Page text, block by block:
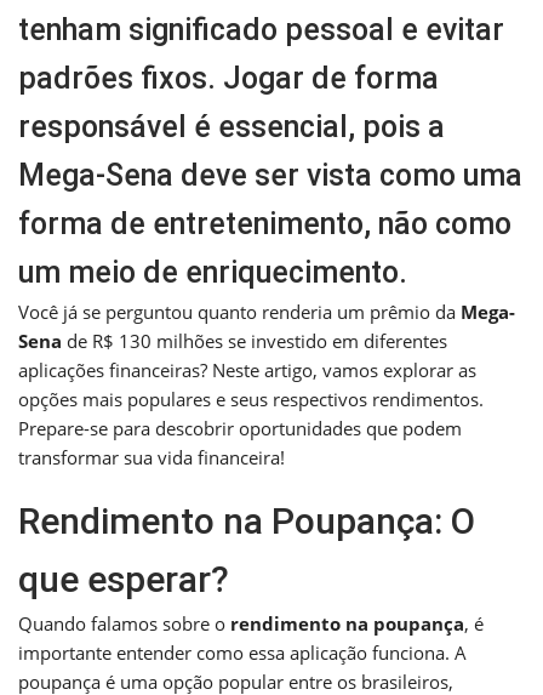
tenham significado pessoal e evitar
padrões fixos. Jogar de forma
responsável é essencial, pois a
Mega-Sena deve ser vista como uma
forma de entretenimento, não como
um meio de enriquecimento.
Você já se perguntou quanto renderia um prêmio da Mega-
Sena de R$ 130 milhões se investido em diferentes
aplicações financeiras? Neste artigo, vamos explorar as
opções mais populares e seus respectivos rendimentos.
Prepare-se para descobrir oportunidades que podem
transformar sua vida financeira!
Rendimento na Poupança: O
que esperar?
Quando falamos sobre o rendimento na poupança, é
importante entender como essa aplicação funciona. A
poupança é uma opção popular entre os brasileiros,